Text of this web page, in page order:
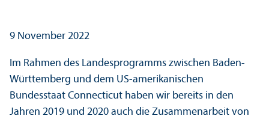
9 November 2022
Im Rahmen des Landesprogramms zwischen Baden-
Württemberg und dem US-amerikanischen
Bundesstaat Connecticut haben wir bereits in den
Jahren 2019 und 2020 auch die Zusammenarbeit von